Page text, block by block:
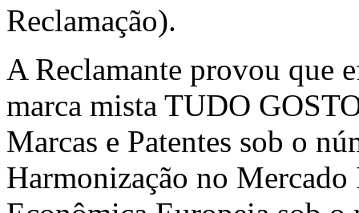
Reclamação).
A Reclamante provou que
marca mista TUDO
Marcas e Patentes sob o
Harmonização no